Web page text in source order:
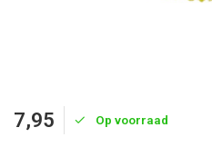
7,95 Op voorraad